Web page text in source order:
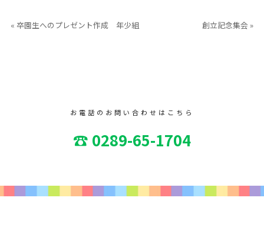
« 卒園生へのプレゼント作成 年少組 創立記念集会 »
お電話のお問い合わせはこちら
☎ 0289-65-1704